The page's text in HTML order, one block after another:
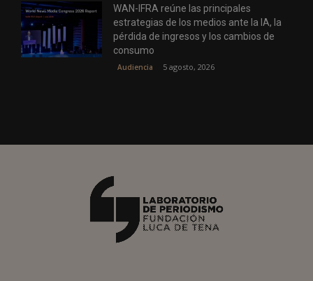
WAN-IFRA reúne las principales
estrategias de los medios ante la IA, la
pérdida de ingresos y los cambios de
consumo
Audiencia 5 agosto, 2026